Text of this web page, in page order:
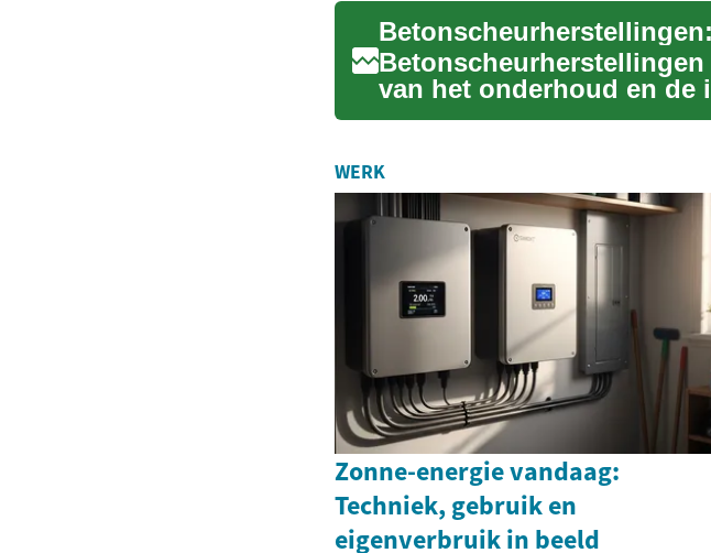
van het onderhoud en
constructi...
WERK
Zonne-energie vandaag:
Techniek, gebruik en
eigenverbruik in beeld